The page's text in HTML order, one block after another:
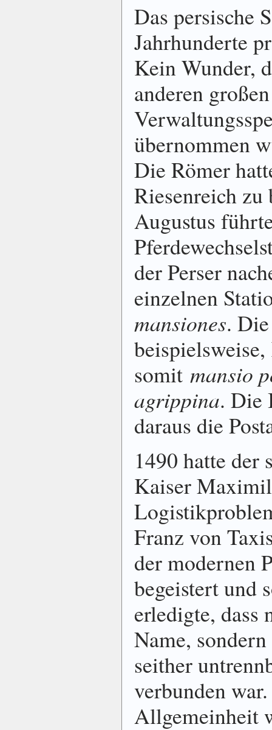
Das persische
Jahrhunderte
Kein Wunder,
anderen großen
übernommen
Die Römer
Riesenreich zu
Augustus
der Perser
einzelnen
mansiones.
somit mansio
agrippina. Die
daraus die
1490 hatte der
Kaiser
Franz von
der modernen
begeistert und
erledigte,
Name,
seither
verbunden
Allgemeinheit